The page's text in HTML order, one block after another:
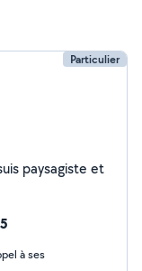
Particulier
paysagiste et
à ses